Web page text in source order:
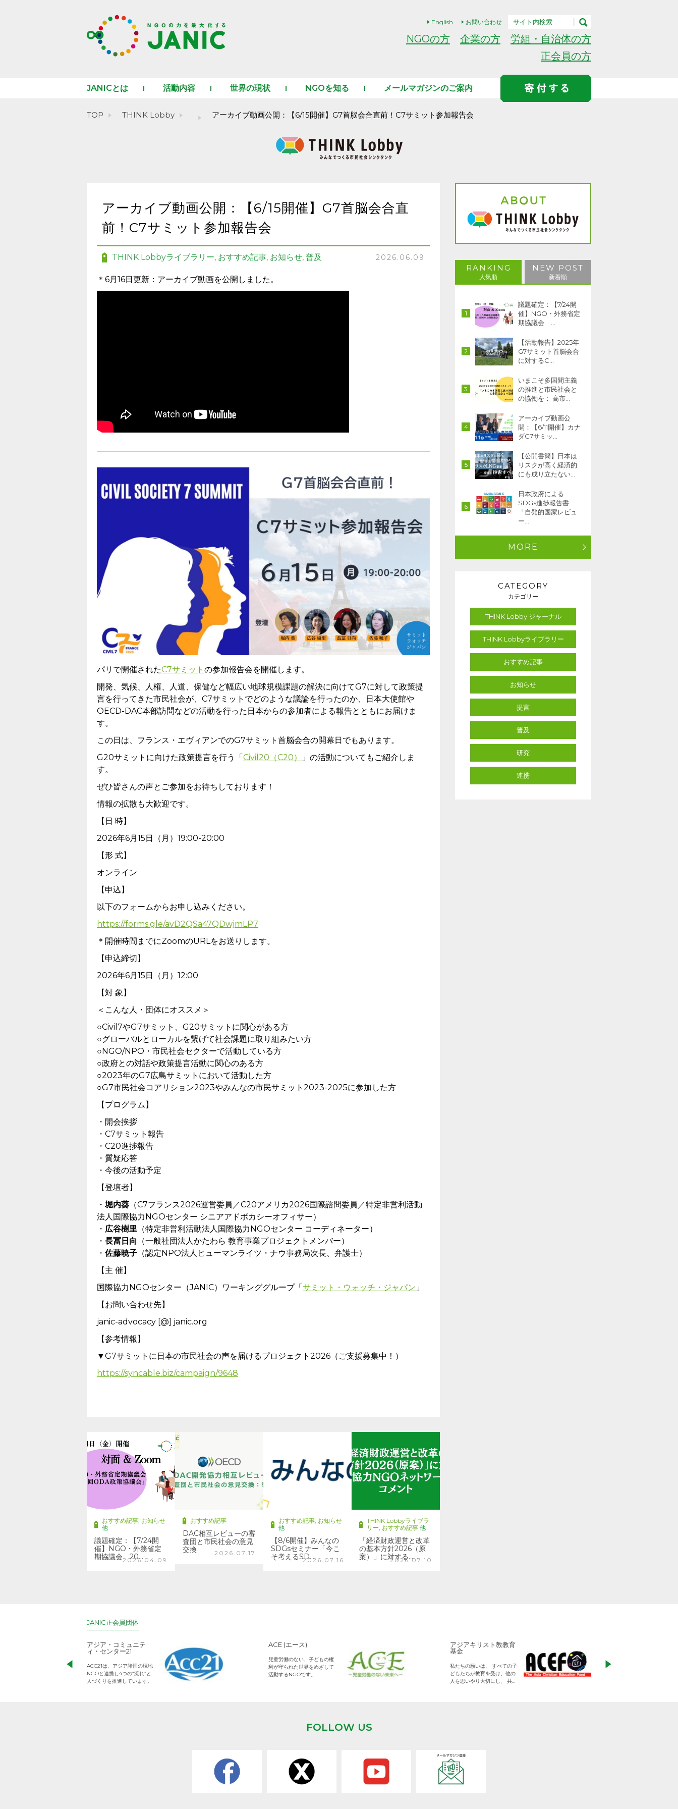
English お問い合わせ
NGOの方 企業の方
労組・自治体の方
正会員の方
JANICとは 活動内容 世界の現状 NGOを知る メールマガジンのご案内
TOP THINK Lobby アーカイブ動画公開：【6/15開催】G7首脳会合直前！C7サミット参加報告会
アーカイブ動画公開：【6/15開催】G7首脳会合直
前！C7サミット参加報告会
THINK Lobbyライブラリー, おすすめ記事, お知らせ, 普及 2026.06.09
＊6月16日更新：アーカイブ動画を公開しました。
パリで開催されたC7サミット の参加報告会を開催します。
開発、気候、人権、人道、保健など幅広い地球規模課題の解決に向けてG7に対して政策提
言を行ってきた市民社会が、C7サミットでどのような議論を行ったのか、日本大使館や
OECD-DAC本部訪問などの活動を行った日本からの参加者による報告とともにお届けま
す。
この日は、フランス・エヴィアンでのG7サミット首脳会合の開幕日でもあります。
G20サミットに向けた政策提言を行う「Civil20（C20）
」の活動についてもご紹介しま
す。
ぜひ皆さんの声とご参加をお待ちしております！
情報の拡散も大歓迎です。
【日 時】
2026年6月15日（月）19:00-20:00
【形 式】
オンライン
【申込】
以下のフォームからお申し込みください。
https://forms.gle/avD2QSa47QDwjmLP7
＊開催時間までにZoomのURLをお送りします。
【申込締切】
2026年6月15日（月）12:00
【対 象】
＜こんな人・団体にオススメ＞
○Civil7やG7サミット、G20サミットに関心がある方
○グローバルとローカルを繋げて社会課題に取り組みたい方
○NGO/NPO・市民社会セクターで活動している方
○政府との対話や政策提言活動に関心のある方
○2023年のG7広島サミットにおいて活動した方
○G7市民社会コアリション2023やみんなの市民サミット2023-2025に参加した方
【プログラム】
・開会挨拶
・C7サミット報告
・C20進捗報告
・質疑応答
・今後の活動予定
【登壇者】
・ 堀内葵 （C7フランス2026運営委員／C20アメリカ2026国際諮問委員／特定非営利活動
法人国際協力NGOセンター シニアアドボカシーオフィサー）
・ 広谷樹里 （特定非営利活動法人国際協力NGOセンター コーディネーター）
・ 長冨日向
（一般社団法人かたわら 教育事業プロジェクトメンバー）
・ 佐藤暁子 （認定NPO法人ヒューマンライツ・ナウ事務局次長、弁護士）
【主 催】
国際協力NGOセンター（JANIC）ワーキンググループ「サミット・ウォッチ・ジャパン 」
【お問い合わせ先】
janic-advocacy [@] janic.org
【参考情報】
▼G7サミットに日本の市民社会の声を届けるプロジェクト2026（ご支援募集中！）
https://syncable.biz/campaign/9648
おすすめ記事 お知らせ
他
議題確定：【7/24開
催】NGO・外務省定
期協議会 20…2026.04.09
おすすめ記事
DAC相互レビューの審
査団と市民社会の意見
交換
2026.07.17
おすすめ記事 お知らせ
他
【8/6開催】みんなの
SDGsセミナー「今こ
そ考えるSD…2026.07.16
THINK Lobbyライブラ
リー おすすめ記事 他
「経済財政運営と改革
の基本方針2026（原
案）」に対する…
2026.07.10
RANKING
人気順
NEW POST
新着順
議題確定：【7/24開
催】NGO・外務省定
期協議会 …
【活動報告】2025年
G7サミット首脳会合
に対するC…
いまこそ多国間主義
の推進と市民社会と
の協働を： 高市…
アーカイブ動画公
開：【6/11開催】カナ
ダC7サミッ…
【公開書簡】日本は
リスクが高く経済的
にも成り立たない…
日本政府による
SDGs進捗報告書
「自発的国家レビュ
ー…
MORE
CATEGORY
カテゴリー
THINK Lobby ジャーナル
THINK Lobbyライブラリー
おすすめ記事
お知らせ
提言
普及
研究
連携
JANIC正会員団体
アジア・コミュニテ
ィ・センター21
ACC21は、アジア諸国の現地
NGOと連携し4つの“流れ”と
人づくりを推進しています。
ACE (エース)
児童労働のない、子どもの権
利が守られた世界をめざして
活動するNGOです。
アジアキリスト教教育
基金
私たちの願いは、 すべての子
どもたちが教育を受け、他の
人を思いやり大切にし、 共に
FOLLOW US